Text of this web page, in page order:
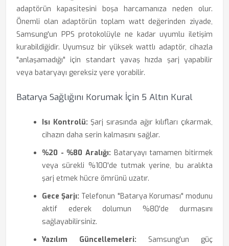
adaptörün kapasitesini boşa harcamanıza neden olur.
Önemli olan adaptörün toplam watt değerinden ziyade,
Samsung'un PPS protokolüyle ne kadar uyumlu iletişim
kurabildiğidir. Uyumsuz bir yüksek wattlı adaptör, cihazla
"anlaşamadığı" için standart yavaş hızda şarj yapabilir
veya bataryayı gereksiz yere yorabilir.
Batarya Sağlığını Korumak İçin 5 Altın Kural
Isı Kontrolü: Şarj sırasında ağır kılıfları çıkarmak,
cihazın daha serin kalmasını sağlar.
%20 - %80 Aralığı: Bataryayı tamamen bitirmek
veya sürekli %100'de tutmak yerine, bu aralıkta
şarj etmek hücre ömrünü uzatır.
Gece Şarjı: Telefonun "Batarya Koruması" modunu
aktif ederek dolumun %80'de durmasını
sağlayabilirsiniz.
Yazılım Güncellemeleri: Samsung'un güç